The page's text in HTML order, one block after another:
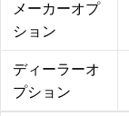
メーカーオプ
ション
ディーラーオ
プション